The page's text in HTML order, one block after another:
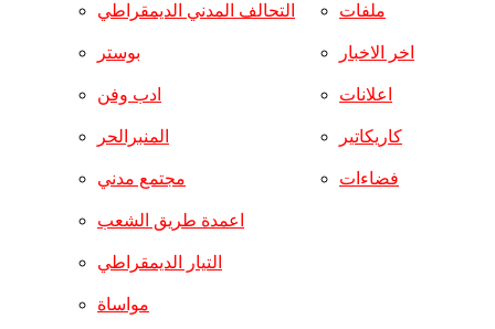
التحالف المدني الديمقراطي
بوستر
ادب وفن
المنبرالحر
مجتمع مدني
ملفات
اخر الاخبار
اعلانات
كاريكاتير
فضاءات
اعمدة طريق الشعب
التيار الديمقراطي
مواساة